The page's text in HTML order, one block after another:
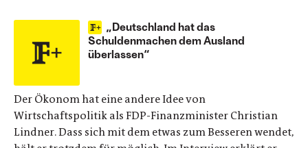
„Deutschland hat das
Schuldenmachen dem Ausland
überlassen“
Der Ökonom hat eine andere Idee von
Wirtschaftspolitik als FDP-Finanzminister Christian
Lindner. Dass sich mit dem etwas zum Besseren wendet,